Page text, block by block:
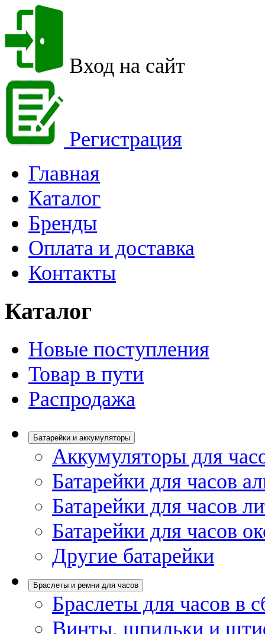
Вход на сайт
Регистрация
Главная
Каталог
Бренды
Оплата и доставка
Контакты
Каталог
Новые поступления
Товар в пути
Распродажа
Батарейки и аккумуляторы
Аккумуляторы для
Батарейки для часов
Батарейки для часов
Батарейки для часов
Другие батарейки
Браслеты и ремни для часов
Браслеты для часов в
Винты, шпильки и